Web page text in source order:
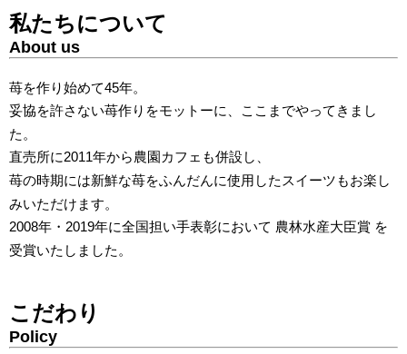
私たちについて
About us
苺を作り始めて45年。
妥協を許さない苺作りをモットーに、ここまでやってきまし
た。
直売所に2011年から農園カフェも併設し、
苺の時期には新鮮な苺をふんだんに使用したスイーツもお楽し
みいただけます。
2008年・2019年に全国担い手表彰において 農林水産大臣賞 を
受賞いたしました。
こだわり
Policy